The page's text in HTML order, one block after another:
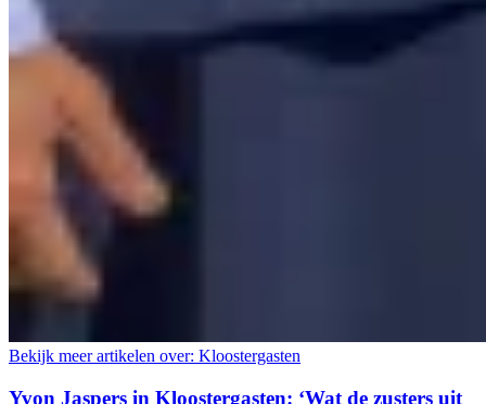
Bekijk meer artikelen over: Kloostergasten
Yvon Jaspers in Kloostergasten: ‘Wat de zusters uit